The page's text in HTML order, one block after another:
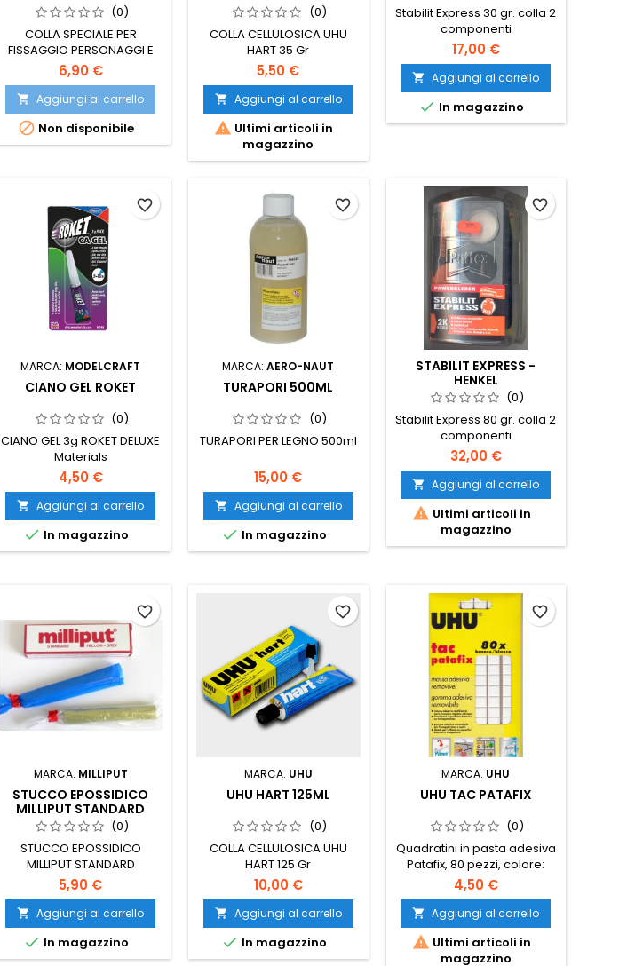
(0)
COLLA SPECIALE PER
FISSAGGIO PERSONAGGI E
PIANTE
6,90 €
 Aggiungi al carrello
 Non disponibile
(0)
COLLA CELLULOSICA UHU
HART 35 Gr
5,50 €
 Aggiungi al carrello
 Ultimi articoli in
magazzino
Stabilit Express 30 gr. colla 2
componenti
17,00 €
 Aggiungi al carrello
 In magazzino
MARCA: MODELCRAFT
CIANO GEL ROKET
(0)
CIANO GEL 3g ROKET DELUXE
Materials
4,50 €
 Aggiungi al carrello
 In magazzino
favorite_border
MARCA:AERO-NAUT
TURAPORI 500ML
(0)
TURAPORI PER LEGNO 500ml
15,00 €
 Aggiungi al carrello
 In magazzino
favorite_border
STABILIT EXPRESS -
HENKEL
(0)
Stabilit Express 80 gr. colla 2
componenti
32,00 €
 Aggiungi al carrello
 Ultimi articoli in
magazzino
favorite_border
MARCA: MILLIPUT
STUCCO EPOSSIDICO
MILLIPUT STANDARD
(0)
STUCCO EPOSSIDICO
MILLIPUT STANDARD
5,90 €
 Aggiungi al carrello
 In magazzino
favorite_border
MARCA: UHU
UHU HART 125ML
(0)
COLLA CELLULOSICA UHU
HART 125 Gr
10,00 €
 Aggiungi al carrello
 In magazzino
favorite_border
MARCA: UHU
UHU TAC PATAFIX
(0)
Quadratini in pasta adesiva
Patafix, 80 pezzi, colore:
bianco
4,50 €
 Aggiungi al carrello
 Ultimi articoli in
magazzino
favorite_border